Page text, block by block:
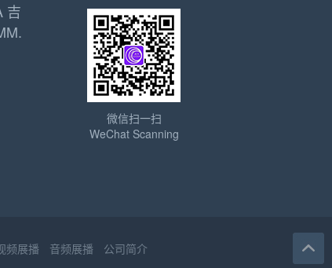
吉
微信扫一扫
WeChat Scanning
频展播 音频展播 公司简介